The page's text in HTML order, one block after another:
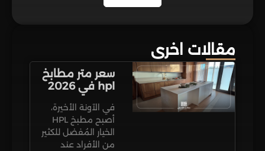
مقالات اخرى
سعر متر مطابخ
hpl في 2026
في الآونة الأخيرة،
أصبح مطبخ HPL
الخيار المُفضل للكثير
من الأفراد عند